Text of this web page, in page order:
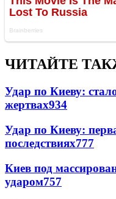
ЧИТАЙТЕ
Удар по Киеву:
жертвах934
Удар по Киеву:
последствиях777
Киев под
ударом757